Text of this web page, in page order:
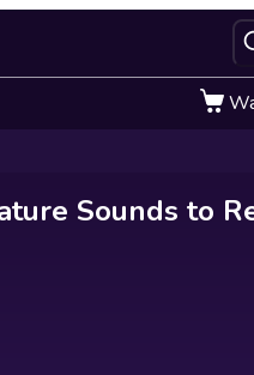
Sounds to